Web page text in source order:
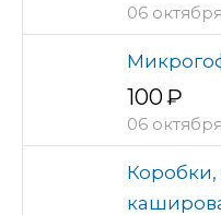
06
100
06
Коробки,